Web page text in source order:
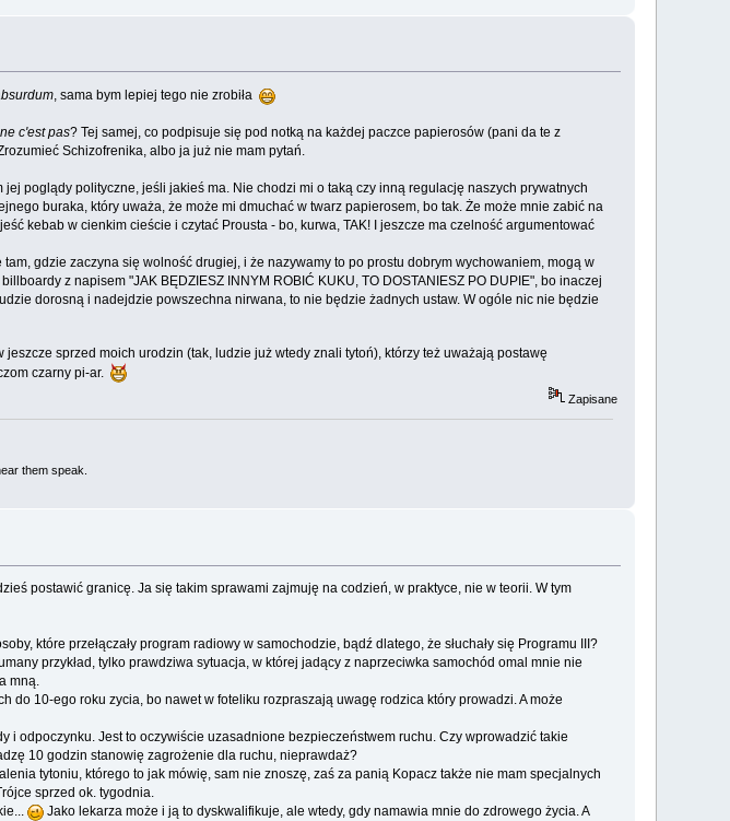
, sama bym lepiej tego nie zrobiła
ne c'est pas? Tej samej, co podpisuje się pod notką na każdej paczce papierosów (pani da te z
Schizofrenika, albo ja już nie mam pytań.
poglądy polityczne, jeśli jakieś ma. Nie chodzi mi o taką czy inną regulację naszych prywatnych
buraka, który uważa, że może mi dmuchać w twarz papierosem, bo tak. Że może mnie zabić na
kebab w cienkim cieście i czytać Prousta - bo, kurwa, TAK! I jeszcze ma czelność argumentować
gdzie zaczyna się wolność drugiej, i że nazywamy to po prostu dobrym wychowaniem, mogą w
z napisem "JAK BĘDZIESZ INNYM ROBIĆ KUKU, TO DOSTANIESZ PO DUPIE", bo inaczej
dorosną i nadejdzie powszechna nirwana, to nie będzie żadnych ustaw. W ogóle nic nie będzie
sprzed moich urodzin (tak, ludzie już wtedy znali tytoń), którzy też uważają postawę
czarny pi-ar.
Zapisane
them speak.
postawić granicę. Ja się takim sprawami zajmuję na codzień, w praktyce, nie w teorii. W tym
które przełączały program radiowy w samochodzie, bądź dlatego, że słuchały się Programu III?
przykład, tylko prawdziwa sytuacja, w której jadący z naprzeciwka samochód omal mnie nie
mną.
do 10-ego roku zycia, bo nawet w foteliku rozpraszają uwagę rodzica który prowadzi. A może
i odpoczynku. Jest to oczywiście uzasadnione bezpieczeństwem ruchu. Czy wprowadzić takie
10 godzin stanowię zagrożenie dla ruchu, nieprawdaż?
tytoniu, którego to jak mówię, sam nie znoszę, zaś za panią Kopacz także nie mam specjalnych
sprzed ok. tygodnia.
Jako lekarza może i ją to dyskwalifikuje, ale wtedy, gdy namawia mnie do zdrowego życia. A